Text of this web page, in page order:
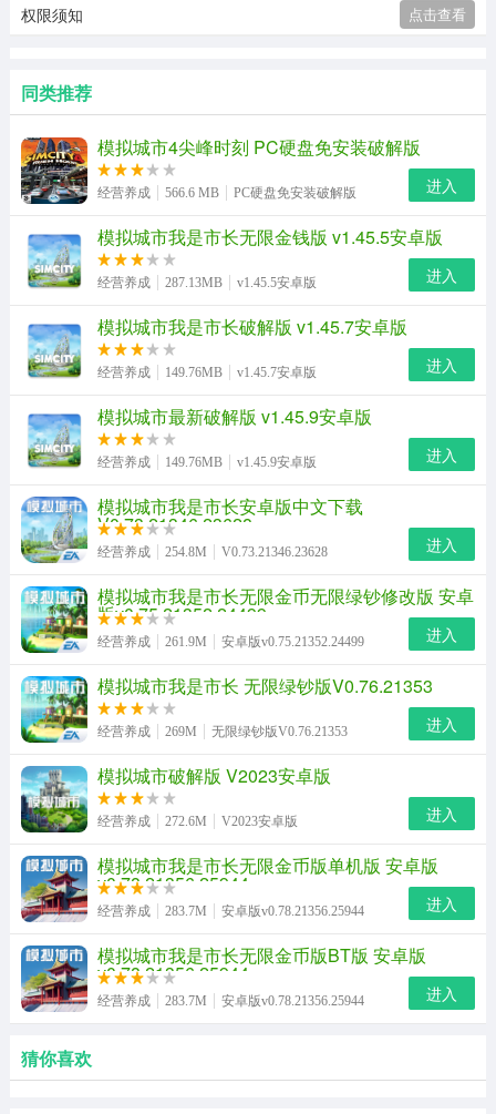
权限须知
点击查看
同类推荐
模拟城市4尖峰时刻 PC硬盘免安装破解版
经营养成 566.6 MB PC硬盘免安装破解版 进入
模拟城市我是市长无限金钱版 v1.45.5安卓版
经营养成 287.13MB v1.45.5安卓版 进入
模拟城市我是市长破解版 v1.45.7安卓版
经营养成 149.76MB v1.45.7安卓版 进入
模拟城市最新破解版 v1.45.9安卓版
经营养成 149.76MB v1.45.9安卓版 进入
模拟城市我是市长安卓版中文下载
V0.73.21346.23628
经营养成 254.8M V0.73.21346.23628 进入
模拟城市我是市长无限金币无限绿钞修改版 安卓
版v0.75.21352.24499
经营养成 261.9M 安卓版v0.75.21352.24499 进入
模拟城市我是市长 无限绿钞版V0.76.21353
经营养成 269M 无限绿钞版V0.76.21353 进入
模拟城市破解版 V2023安卓版
经营养成 272.6M V2023安卓版 进入
模拟城市我是市长无限金币版单机版 安卓版
v0.78.21356.25944
经营养成 283.7M 安卓版v0.78.21356.25944 进入
模拟城市我是市长无限金币版BT版 安卓版
v0.78.21356.25944
经营养成 283.7M 安卓版v0.78.21356.25944 进入
猜你喜欢